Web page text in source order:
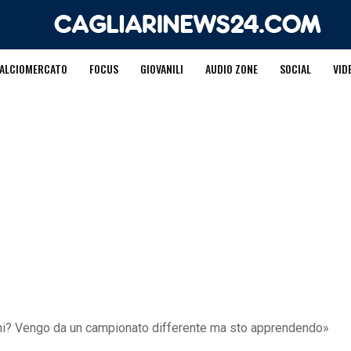
FOCUS GIOVANILI AUDIO ZONE SOCIAL
Vengo da un campionato differente ma sto apprendendo»